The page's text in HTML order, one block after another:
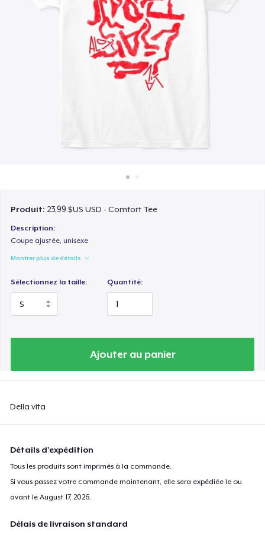
Vendez partout
Vendre n'importe quoi
Produit: 23,99 $US USD - Comfort Tee
Description:
Coupe ajustée, unisexe
Montrer plus de détails
Sélectionnez la taille: Quantité:
Ajouter au panier
Della vita
Détails d'expédition
Tous les produits sont imprimés à la commande.
Si vous passez votre commande maintenant, elle sera expédiée le ou
avant leAugust 17, 2026
Délais de livraison standard